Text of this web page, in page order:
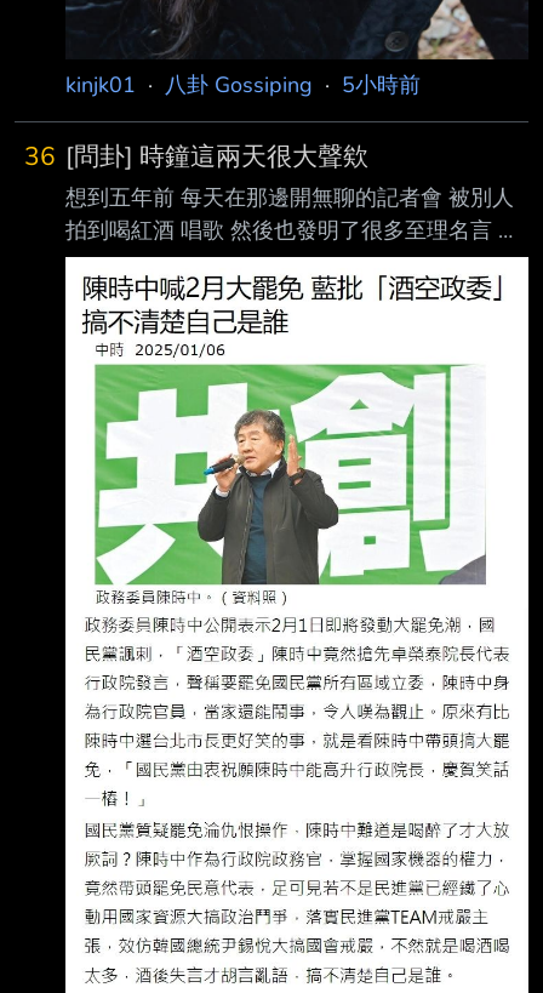
kinjk01 · 八卦 Gossiping · 5小時前
36 [問卦] 時鐘這兩天很大聲欸
想到五年前 每天在那邊開無聊的記者會 被別人
拍到喝紅酒 唱歌 然後也發明了很多至理名言 早
說 怎麼不早說 晚了我們就不要了 世界怎麼跟得
上台灣！ 結果這兩天時鐘越來越大聲了 怎麼會
這樣呢 --